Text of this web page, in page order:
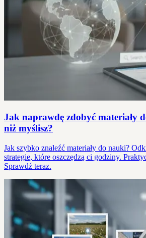
Jak naprawdę zdobyć materiały
niż myślisz?
Jak szybko znaleźć materiały do nauki?
strategie, które oszczędzą ci godziny.
Sprawdź teraz.